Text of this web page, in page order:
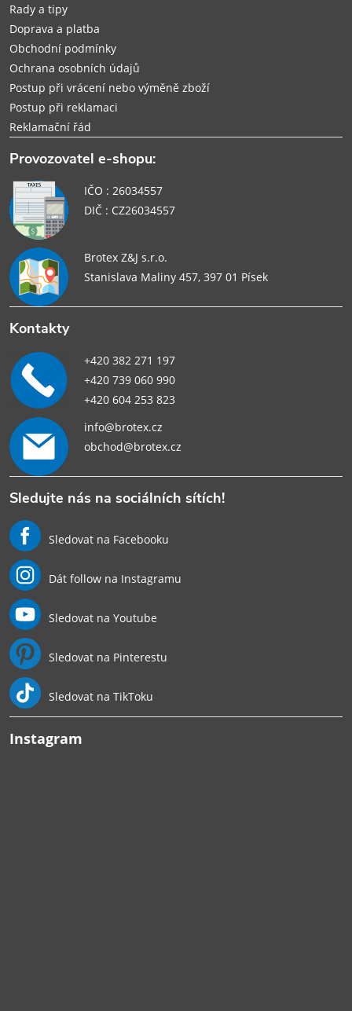
Rady a tipy
Doprava a platba
Obchodní podmínky
Ochrana osobních údajů
Postup při vrácení nebo výměně zboží
Postup při reklamaci
Reklamační řád
Provozovatel e-shopu:
IČO : 26034557
DIČ : CZ26034557
Brotex Z&J s.r.o.
Stanislava Maliny 457, 397 01 Písek
Kontakty
+420 382 271 197
+420 739 060 990
+420 604 253 823
info@brotex.cz
obchod@brotex.cz
Sledujte nás na sociálních sítích!
Sledovat na Facebooku
Dát follow na Instagramu
Sledovat na Youtube
Sledovat na Pinterestu
Sledovat na TikToku
Instagram